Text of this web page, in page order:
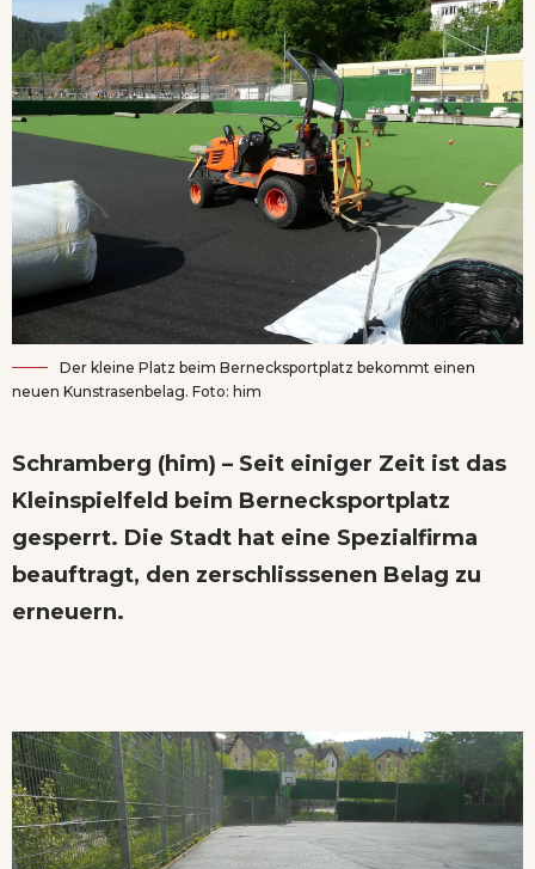
Der kleine Platz beim Bernecksportplatz bekommt einen
neuen Kunstrasenbelag. Foto: him
Schramberg (him) – Seit einiger Zeit ist das
Kleinspielfeld beim Bernecksportplatz
gesperrt. Die Stadt hat eine Spezialfirma
beauftragt, den zerschlisssenen Belag zu
erneuern.